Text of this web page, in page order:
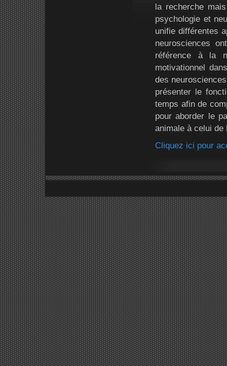
la recherche
psychologie et
unifie différentes
neurosciences
référence à la
motivationnel
des
présenter le
temps afin de
pour aborder le
animale à celui de
Cliquez ici pour